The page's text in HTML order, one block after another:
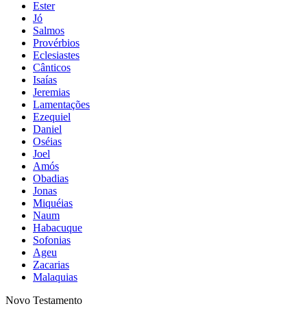
Ester
Jó
Salmos
Provérbios
Eclesiastes
Cânticos
Isaías
Jeremias
Lamentações
Ezequiel
Daniel
Oséias
Joel
Amós
Obadias
Jonas
Miquéias
Naum
Habacuque
Sofonias
Ageu
Zacarias
Malaquias
Novo Testamento